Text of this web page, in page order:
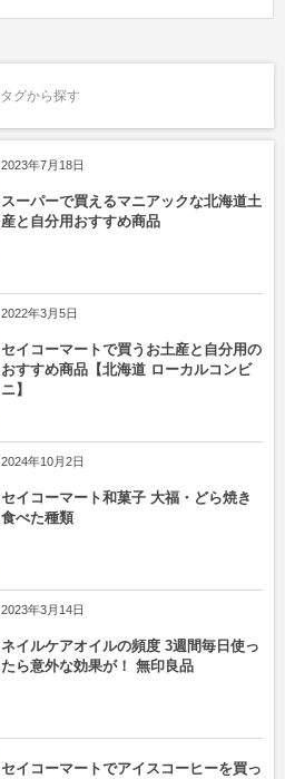
タグから探す
2023年7月18日
スーパーで買えるマニアックな北海道土
産と自分用おすすめ商品
2022年3月5日
セイコーマートで買うお土産と自分用の
おすすめ商品【北海道 ローカルコンビ
ニ】
2024年10月2日
セイコーマート和菓子 大福・どら焼き
食べた種類
2023年3月14日
ネイルケアオイルの頻度 3週間毎日使っ
たら意外な効果が！ 無印良品
セイコーマートでアイスコーヒーを買っ